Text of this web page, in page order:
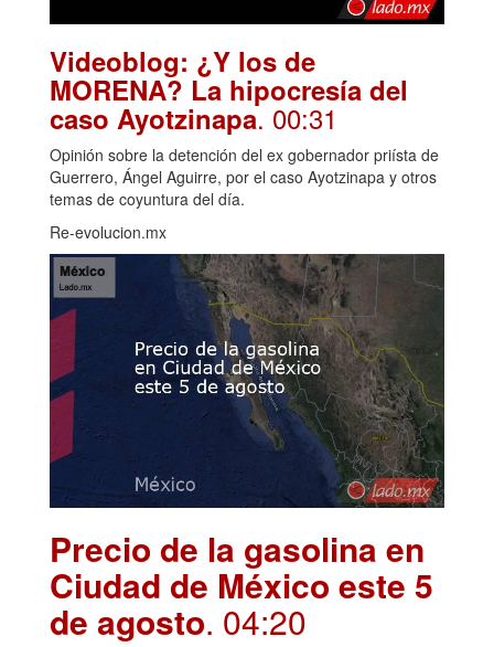
Videoblog: ¿Y los de
MORENA? La hipocresía del
caso Ayotzinapa. 00:31
Opinión sobre la detención del ex gobernador priísta de
Guerrero, Ángel Aguirre, por el caso Ayotzinapa y otros
temas de coyuntura del día.
Re-evolucion.mx
Precio de la gasolina en
Ciudad de México este 5
de agosto. 04:20